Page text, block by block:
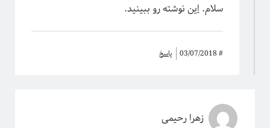
سلام.ایننوشته رو ببینید.
#
03/07/2018 پاسخ
زهرا رحیمی